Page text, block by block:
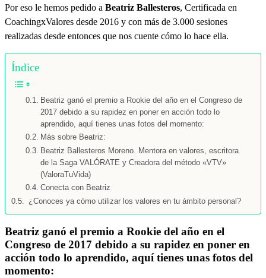
el
derecho
a
presentar
de
control.
Para
más
información
consulta
www.zinquo.com/politica-
de-
privacidad
(Obligatorio)
Por eso le hemos pedido a Beatriz Ballesteros, Certificada en
CoachingxValores desde 2016 y con más de 3.000 sesiones
realizadas desde entonces que nos cuente cómo lo hace ella.
Índice
Beatriz ganó el premio a Rookie del año en el Congreso de
2017 debido a su rapidez en poner en acción todo lo
aprendido, aquí tienes unas fotos del momento:
Más sobre Beatriz:
Beatriz Ballesteros Moreno. Mentora en valores, escritora
de la Saga VALÓRATE y Creadora del método «VTV»
(ValoraTuVida)
Conecta con Beatriz
¿Conoces ya cómo utilizar los valores en tu ámbito personal?
Beatriz ganó el premio a Rookie del año en el
Congreso de 2017 debido a su rapidez en poner en
acción todo lo aprendido, aquí tienes unas fotos del
momento: